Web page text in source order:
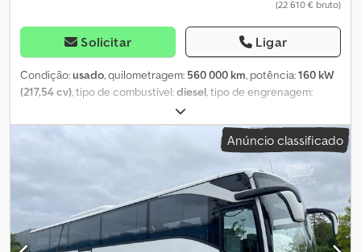
(22 610 € bruto)
Solicitar Ligar
Condição:usado, quilometragem: 560 000 km, potência:160 kW
(217,54 cv), tipo de combustível:diesel, tipo de engrenagem:
02/2012
cor:prateado, travões:retardador, número de lugares:32, Ano de
fabrico:
ABS, aquecedor estacionário, ar
condicionado, programa eletrónico de estabilidade (ESP)
Iveco Kapena Tema 100, 1.º proprietário, veículo alemão, 32 lugares
/ 4 lugares para cadeiras de rodas, caixa de velocidades manual, ar
condicionado, Euro 5, porta elétrica, acessível a pessoas com
deficiência (elevador). Possibilidade de troca e retoma.
Wulmstorfer Str. 70, DE-21629 Neu Wulmstorf Preço líquido: 19.000
Anúncio classificado